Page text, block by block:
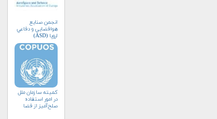
انجمن صنايع
هوافضايي و دفاعي
اروپا (ASD)
کمیته سازمان ملل
در امور استفاده
صلح‌آمیز از فضا